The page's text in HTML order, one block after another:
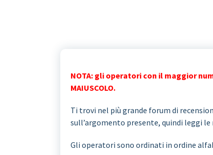
NOTA: gli operatori con il maggior
MAIUSCOLO.
Ti trovi nel più grande forum di
sull’argomento presente, quindi leggi
Gli operatori sono ordinati in ordine